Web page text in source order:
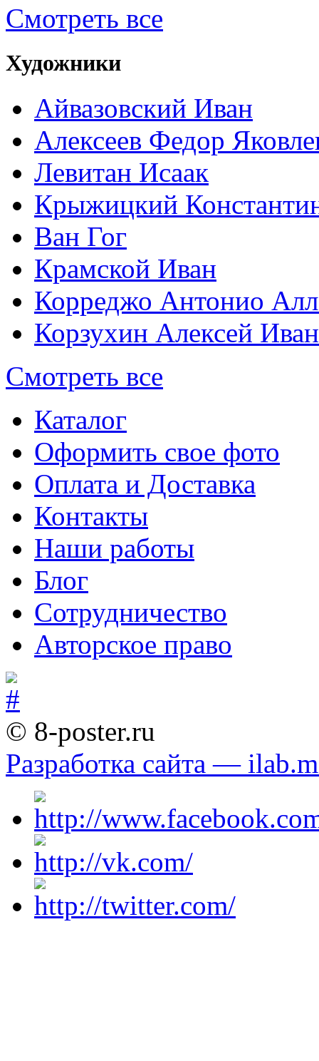
Смотреть все
Художники
Айвазовский Иван
Алексеев Федор
Левитан Исаак
Крыжицкий
Ван Гог
Крамской Иван
Корреджо Антонио
Корзухин Алексей
Смотреть все
Каталог
Оформить свое фото
Оплата и Доставка
Контакты
Наши работы
Блог
Сотрудничество
Авторское право
© 8-poster.ru
Разработка сайта —